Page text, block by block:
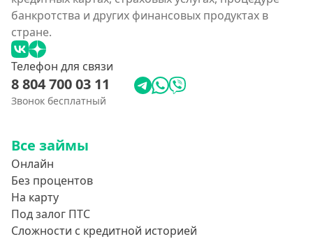
350 тысяч
400000 руб
4500000 руб
500000 руб
550000 руб
650000 руб
700000 руб
750000 руб
800000 руб
850000 руб
банкротства и других финансовых продуктах в
стране.
Телефон для связи
8 804 700 03 11
Звонок бесплатный
Все займы
Онлайн
Без процентов
На карту
Под залог ПТС
Сложности с кредитной историей